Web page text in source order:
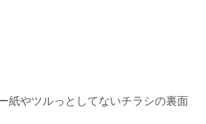
紙やツルっとしてないチラシの裏面